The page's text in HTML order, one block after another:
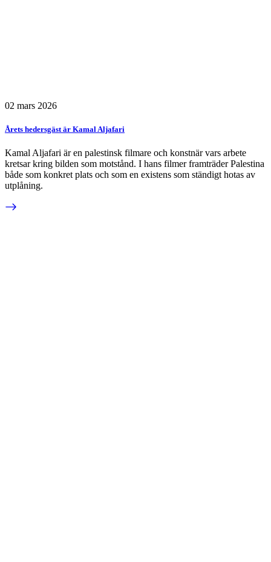
02 mars 2026
Årets hedersgäst är Kamal Aljafari
Kamal Aljafari är en palestinsk filmare och konstnär vars arbete
kretsar kring bilden som motstånd. I hans filmer framträder Palestina
både som konkret plats och som en existens som ständigt hotas av
utplåning.